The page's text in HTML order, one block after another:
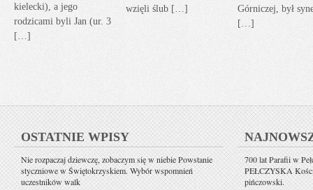
kielecki), a jego
rodzicami byli Jan (ur. 3
[…]
wzięli ślub […]
Górniczej, był
[…]
OSTATNIE WPISY
Nie rozpaczaj dziewczę, zobaczym się w niebie Powstanie
styczniowe w Świętokrzyskiem. Wybór wspomnień
uczestników walk
700 lat Parafii w
PEŁCZYSKA
pińczowski.